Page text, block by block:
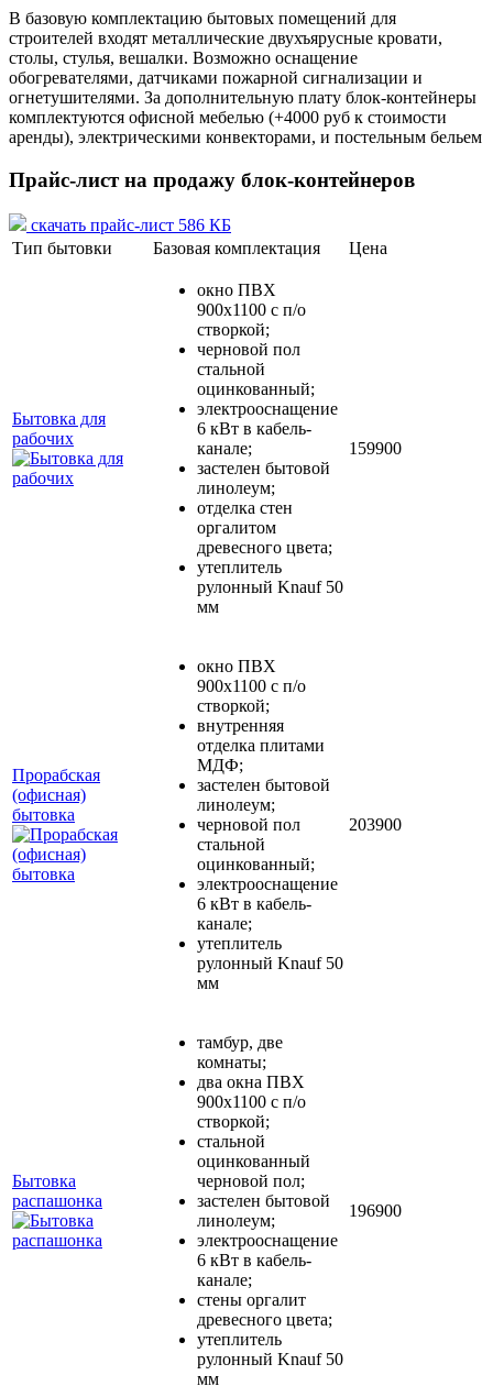
В базовую комплектацию бытовых помещений для
строителей входят металлические двухъярусные кровати,
столы, стулья, вешалки. Возможно оснащение
обогревателями, датчиками пожарной сигнализации и
огнетушителями. За дополнительную плату блок-контейнеры
комплектуются офисной мебелью (+4000 руб к стоимости
аренды), электрическими конвекторами, и постельным бельем
Прайс-лист на продажу блок-контейнеров
скачать прайс-лист 586 КБ
Тип бытовки
Базовая комплектация Цена
Бытовка для
рабочих
окно ПВХ
900х1100 с п/о
створкой;
черновой пол
стальной
оцинкованный;
электрооснащение
6 кВт в кабель-
канале;
застелен бытовой
линолеум;
отделка стен
оргалитом
древесного цвета;
утеплитель
рулонный Knauf 50
мм
159900
Прорабская
(офисная)
бытовка
окно ПВХ
900х1100 с п/о
створкой;
внутренняя
отделка плитами
МДФ;
застелен бытовой
линолеум;
черновой пол
стальной
оцинкованный;
электрооснащение
6 кВт в кабель-
канале;
утеплитель
рулонный Knauf 50
мм
203900
Бытовка
распашонка
тамбур, две
комнаты;
два окна ПВХ
900х1100 с п/о
створкой;
стальной
оцинкованный
черновой пол;
застелен бытовой
линолеум;
электрооснащение
6 кВт в кабель-
канале;
стены оргалит
древесного цвета;
утеплитель
рулонный Knauf 50
мм
196900